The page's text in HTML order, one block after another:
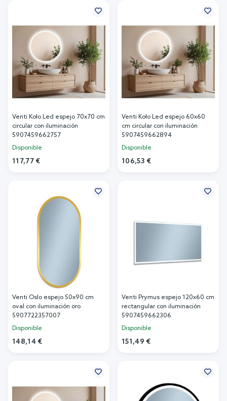
Venti Koło Led espejo 70x70 cm
circular con iluminación
5907459662757
Disponible
117,77 €
Venti Koło Led espejo 60x60
cm circular con iluminación
5907459662894
Disponible
106,53 €
Venti Oslo espejo 50x90 cm
oval con iluminación oro
5907722357007
Disponible
148,14 €
Venti Prymus espejo 120x60 cm
rectangular con iluminación
5907459662306
Disponible
151,49 €